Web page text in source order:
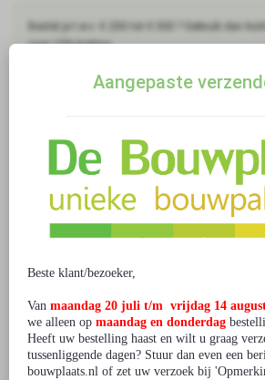
Bestel je t.w.v. € 200 tot € 500 ? Gebruik dan
voor 10% korting
DB12.5KORT voor 12.5% korting
Geef
Bouwpakket Crossmotor van
Aangepaste
Beste klant/bezoeker,
Van maandag 20 juli t/m vrijdag 14
we alleen opmaandag en donderdag
Heeft uw bestelling haast en wilt u graag
tussenliggende dagen? Stuur dan even een
bouwplaats.nl of zet uw verzoek bij